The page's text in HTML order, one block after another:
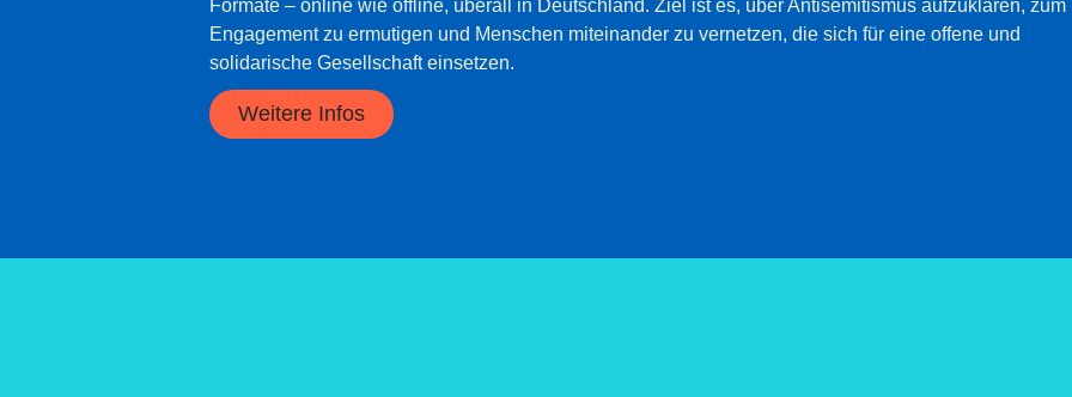
Formate – online wie offline, überall in Deutschland. Ziel ist es, über Antisemitismus aufzuklären, zum
Engagement zu ermutigen und Menschen miteinander zu vernetzen, die sich für eine offene und
solidarische Gesellschaft einsetzen.
Weitere Infos